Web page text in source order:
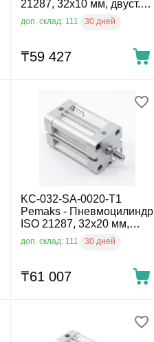
21287, 32x10 мм, двуст.
действ., внутр. резьба
доп. склад: 111 30 дней
₸59 427
KC-032-SA-0020-T1
Pemaks - Пневмоцилиндр
ISO 21287, 32x20 мм,
двуст. действ., нар.
резьба
доп. склад: 111 30 дней
₸61 007